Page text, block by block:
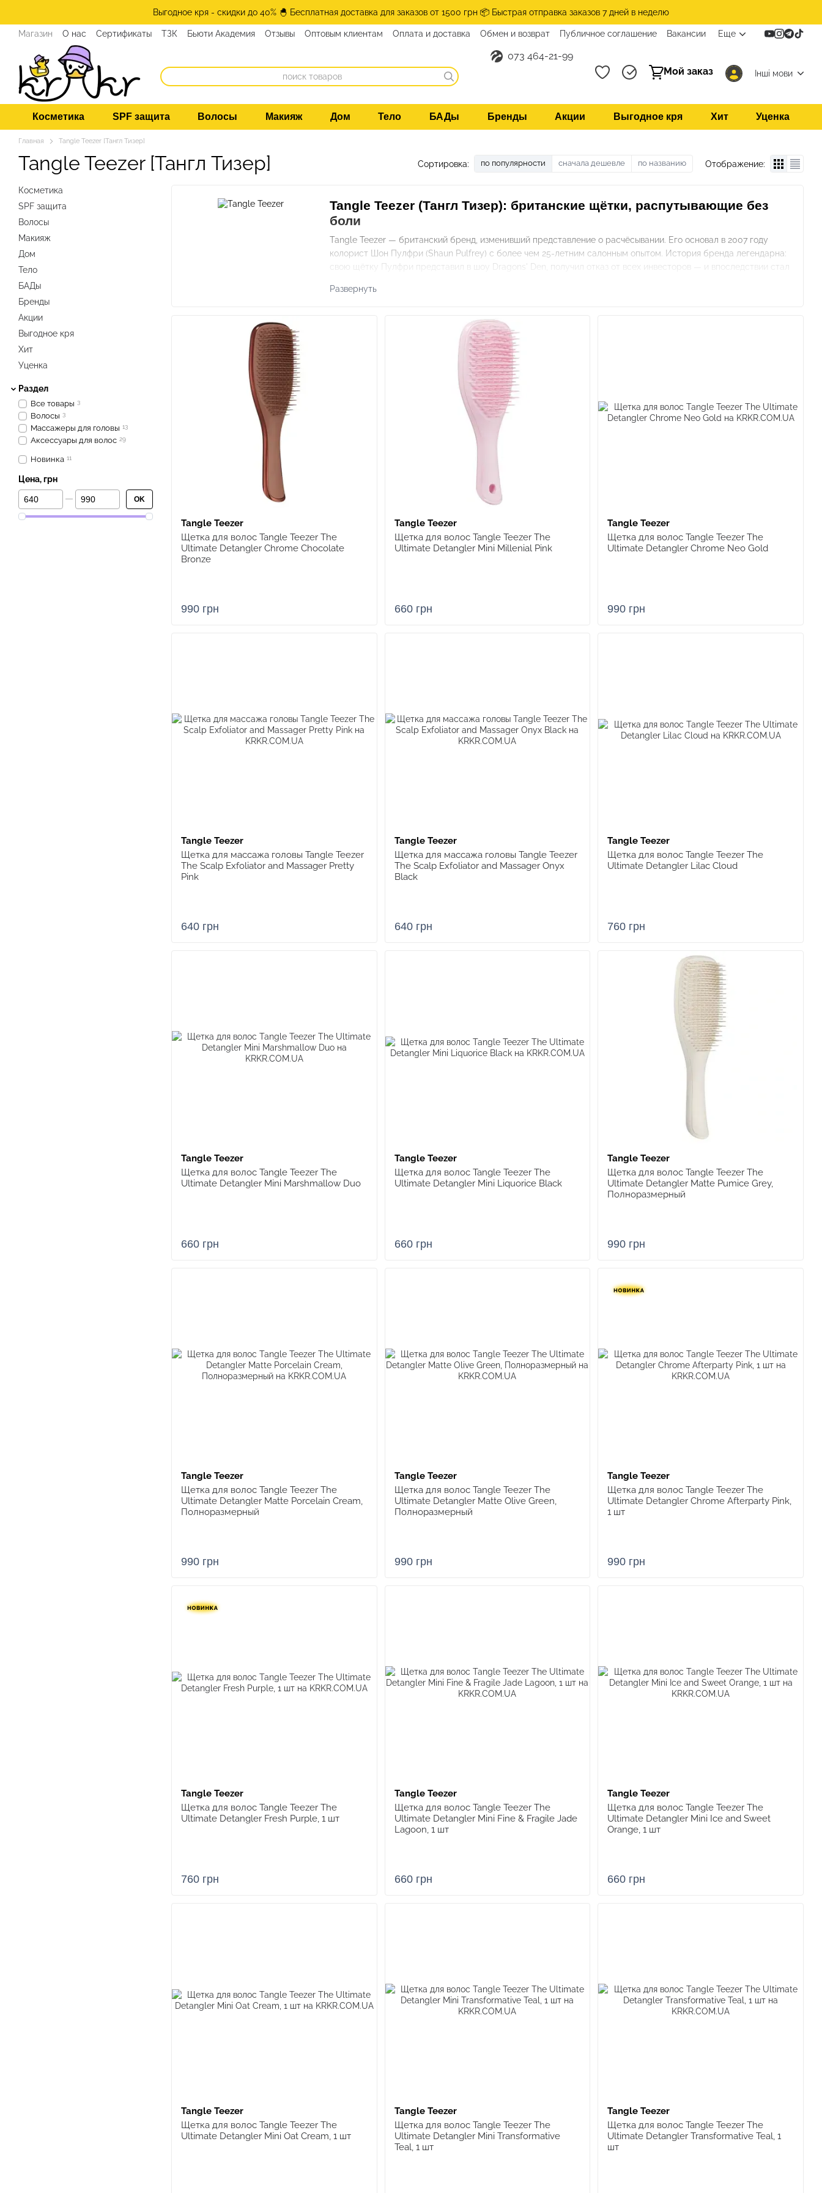
Выгодное кря - скидки до 40% 🐣 Бесплатная доставка для заказов от 1500 грн 📦 Быстрая отправка заказов 7 дней в неделю
Магазин О нас Сертификаты ТЗК Бьюти Академия Отзывы Оптовым клиентам Оплата и доставка Обмен и возврат Публичное соглашение Вакансии Еще
073 464-21-99
Мой заказ
Інші мови
Косметика SPF защита Волосы Макияж Дом Тело БАДы Бренды Акции Выгодное кря Хит Уценка
Главная Tangle Teezer [Тангл Тизер]
Tangle Teezer [Тангл Тизер] Сортировка: по популярности сначала дешевле по названию Отображение:
Tangle Teezer (Тангл Тизер): британские щётки, распутывающие без
боли
Tangle Teezer — британский бренд, изменивший представление о расчёсывании. Его основал в 2007 году
колорист Шон Пулфри (Shaun Pulfrey) с более чем 25-летним салонным опытом. История бренда легендарна:
свою щётку Пулфри представил в шоу Dragons' Den, получил отказ от всех инвесторов — и впоследствии стал
в 70 странах, отмечен Queen's Award for Innovation, а Vogue назвал Ultimate Detangler лучшим бюджетным
В основе щёток — запатентованная двухуровневая технология зубцов: длинные гибкие зубцы распутывают
узлы, а короткие разглаживают поверхность волос. Благодаря этому щётка деликатно проходит сквозь
влажные или сухие волосы, не травмируя кутикулу и не создавая лишнего натяжения.
Для любого типа волос — от прямых до кудрявых и волнистых.
Для тонких, ломких, окрашенных или ослабленных волос, требующих бережного обращения.
Для детей, которые не любят расчёсывание — без слёз и дёрганья.
Для тех, кто хочет быстрый, комфортный и щадящий уход дома, в салоне или в дороге.
Развернуть
Tangle Teezer
Щетка для волос Tangle Teezer The
Ultimate Detangler Chrome Chocolate
Bronze
990 грн
Tangle Teezer
Щетка для волос Tangle Teezer The
Ultimate Detangler Mini Millenial Pink
660 грн
Tangle Teezer
Щетка для волос Tangle Teezer The
Ultimate Detangler Chrome Neo Gold
990 грн
Tangle Teezer
Щетка для массажа головы Tangle Teezer
The Scalp Exfoliator and Massager Pretty
Pink
640 грн
Tangle Teezer
Щетка для массажа головы Tangle Teezer
The Scalp Exfoliator and Massager Onyx
Black
640 грн
Tangle Teezer
Щетка для волос Tangle Teezer The
Ultimate Detangler Lilac Cloud
760 грн
Tangle Teezer
Щетка для волос Tangle Teezer The
Ultimate Detangler Mini Marshmallow Duo
660 грн
Tangle Teezer
Щетка для волос Tangle Teezer The
Ultimate Detangler Mini Liquorice Black
660 грн
Tangle Teezer
Щетка для волос Tangle Teezer The
Ultimate Detangler Matte Pumice Grey,
Полноразмерный
990 грн
Tangle Teezer
Щетка для волос Tangle Teezer The
Ultimate Detangler Matte Porcelain Cream,
Полноразмерный
990 грн
Tangle Teezer
Щетка для волос Tangle Teezer The
Ultimate Detangler Matte Olive Green,
Полноразмерный
990 грн
Tangle Teezer
Щетка для волос Tangle Teezer The
Ultimate Detangler Chrome Afterparty Pink,
1 шт
990 грн
Tangle Teezer
Щетка для волос Tangle Teezer The
Ultimate Detangler Fresh Purple, 1 шт
760 грн
Tangle Teezer
Щетка для волос Tangle Teezer The
Ultimate Detangler Mini Fine & Fragile Jade
Lagoon, 1 шт
660 грн
Tangle Teezer
Щетка для волос Tangle Teezer The
Ultimate Detangler Mini Ice and Sweet
Orange, 1 шт
660 грн
Tangle Teezer
Щетка для волос Tangle Teezer The
Ultimate Detangler Mini Oat Cream, 1 шт
Tangle Teezer
Щетка для волос Tangle Teezer The
Ultimate Detangler Mini Transformative
Teal, 1 шт
Tangle Teezer
Щетка для волос Tangle Teezer The
Ultimate Detangler Transformative Teal, 1
шт
Косметика
SPF защита
Волосы
Макияж
Дом
Тело
БАДы
Бренды
Акции
Выгодное кря
Хит
Уценка
Раздел
Все товары 3
Волосы 3
Массажеры для головы 13
Аксессуары для волос 29
Новинка 11
Цена, грн
От Цена, грн
До Цена, грн OK